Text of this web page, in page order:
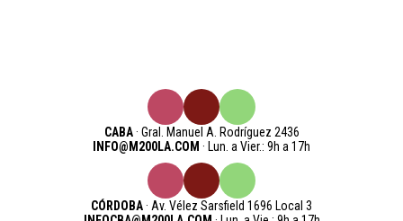
CABA· Gral. Manuel A. Rodríguez 2436
INFO@M200LA.COM · Lun. a Vier.: 9h a 17h
CÓRDOBA · Av. Vélez Sarsfield 1696 Local 3